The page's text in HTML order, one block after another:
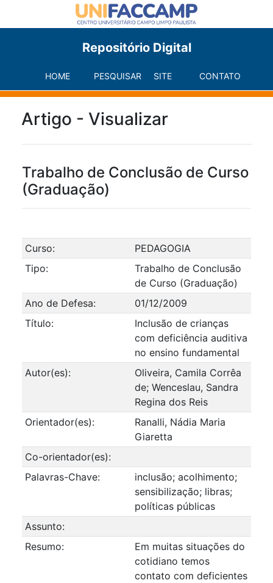
Repositório Digital
HOME PESQUISAR SITE CONTATO
Artigo - Visualizar
Trabalho de Conclusão de Curso
(Graduação)
Curso:
PEDAGOGIA
Tipo:
Trabalho de Conclusão
de Curso (Graduação)
Ano de Defesa:
01/12/2009
Título:
Inclusão de crianças
com deficiência auditiva
no ensino fundamental
Autor(es):
Oliveira, Camila Corrêa
de; Wenceslau, Sandra
Regina dos Reis
Orientador(es):
Ranalli, Nádia Maria
Giaretta
Co-orientador(es):
Palavras-Chave:
inclusão; acolhimento;
sensibilização; libras;
políticas públicas
Assunto:
Resumo:
Em muitas situações do
cotidiano temos
contato com deficientes